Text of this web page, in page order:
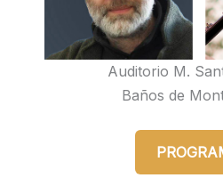
Auditorio M.
Baños de